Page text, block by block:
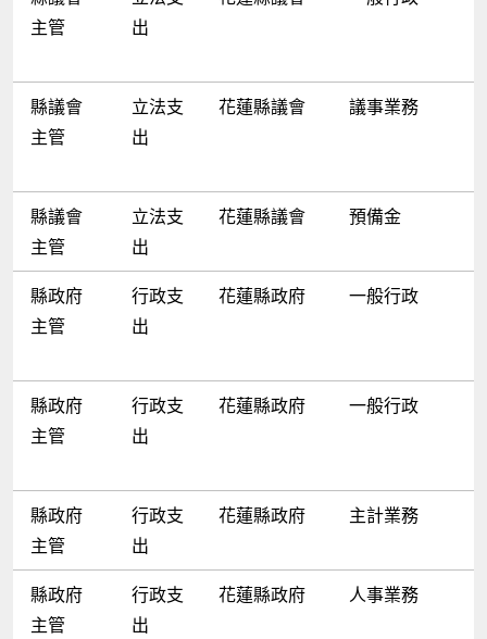
主管
出
縣議會
主管
立法支
出
花蓮縣議會 議事業務
縣議會
主管
立法支
出
花蓮縣議會 預備金
縣政府
主管
行政支
出
花蓮縣政府 一般行政
縣政府
主管
行政支
出
花蓮縣政府 一般行政
縣政府
主管
行政支
出
花蓮縣政府 主計業務
縣政府
主管
行政支
出
花蓮縣政府 人事業務